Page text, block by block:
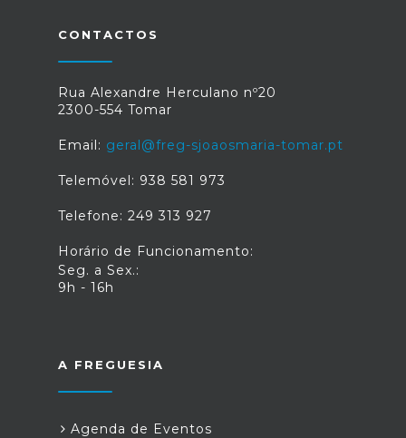
CONTACTOS
Rua Alexandre Herculano nº20
2300-554 Tomar
Email: geral@freg-sjoaosmaria-tomar.pt
Telemóvel: 938 581 973
Telefone: 249 313 927
Horário de Funcionamento:
Seg. a Sex.:
9h - 16h
A FREGUESIA
Agenda de Eventos